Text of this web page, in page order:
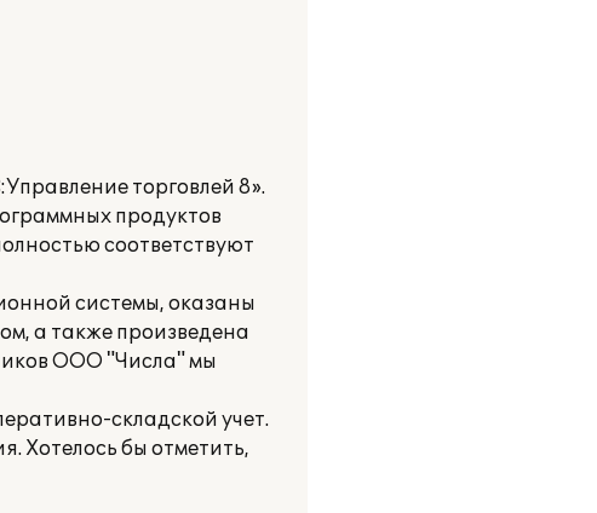
торговлей 8».
продуктов
соответствуют
системы, оказаны
а также произведена
ООО "Числа" мы
складской учет.
Хотелось бы отметить,